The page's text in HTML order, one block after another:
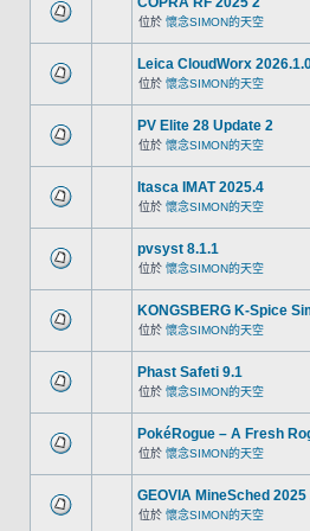
位於 懷念SIMON的天空
Leica CloudWorx
位於 懷念SIMON的天空
PV Elite 28 Update 2
位於 懷念SIMON的天空
Itasca IMAT 2025.4
位於 懷念SIMON的天空
pvsyst 8.1.1
位於 懷念SIMON的天空
KONGSBERG K-Spice
位於 懷念SIMON的天空
Phast Safeti 9.1
位於 懷念SIMON的天空
PokéRogue – A Fresh
位於 懷念SIMON的天空
GEOVIA MineSched 2025
位於 懷念SIMON的天空